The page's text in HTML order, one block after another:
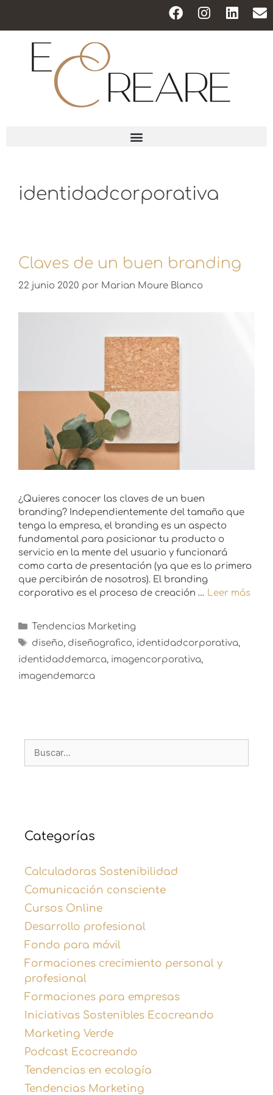
identidadcorporativa
Claves de un buen branding
22 junio 2020 por Marian Moure Blanco
¿Quieres conocer las claves de un buen
branding? Independientemente del tamaño que
tenga la empresa, el branding es un aspecto
fundamental para posicionar tu producto o
servicio en la mente del usuario y funcionará
como carta de presentación (ya que es lo primero
que percibirán de nosotros). El branding
corporativo es el proceso de creación … Leer más
Tendencias Marketing
diseño, diseñografico, identidadcorporativa,
identidaddemarca, imagencorporativa,
imagendemarca
Categorías
Calculadoras Sostenibilidad
Comunicación consciente
Cursos Online
Desarrollo profesional
Fondo para móvil
Formaciones crecimiento personal y
profesional
Formaciones para empresas
Iniciativas Sostenibles Ecocreando
Marketing Verde
Podcast Ecocreando
Tendencias en ecología
Tendencias Marketing